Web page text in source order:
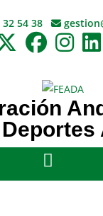
54 38